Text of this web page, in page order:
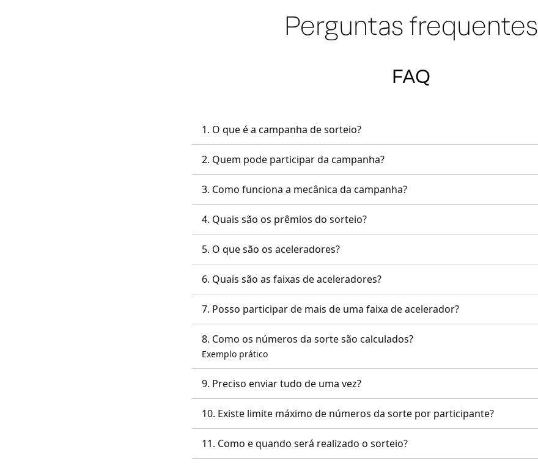
Perguntas frequentes
FAQ
1. O que é a campanha de sorteio?
2. Quem pode participar da campanha?
3. Como funciona a mecânica da campanha?
4. Quais são os prêmios do sorteio?
5. O que são os aceleradores?
6. Quais são as faixas de aceleradores?
7. Posso participar de mais de uma faixa de acelerador?
8. Como os números da sorte são calculados?
Exemplo prático
9. Preciso enviar tudo de uma vez?
10. Existe limite máximo de números da sorte por participante?
11. Como e quando será realizado o sorteio?